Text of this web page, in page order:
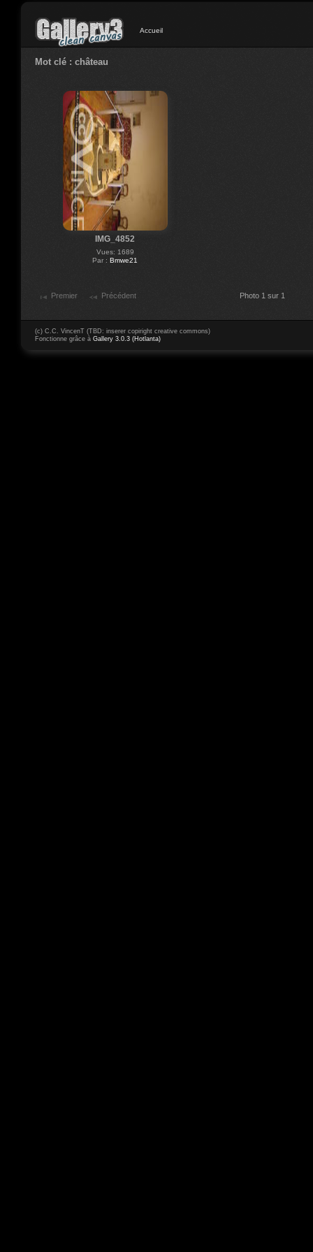
Accueil
Mot clé : château
IMG_4852
Vues: 1689
Par : Bmwe21
Premier Précédent Photo 1 sur 1
(c) C.C. VincenT (TBD: inserer copiright creative commons)
Fonctionne grâce à Gallery 3.0.3 (Hotlanta)